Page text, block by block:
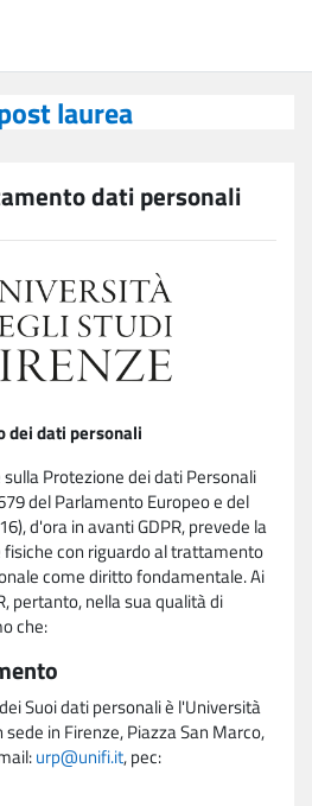
laurea
dati personali
dei dati personali
Protezione dei dati Personali
del Parlamento Europeo e del
d'ora in avanti GDPR, prevede la
con riguardo al trattamento
come diritto fondamentale. Ai
pertanto, nella sua qualità di
che:
Suoi dati personali è l'Università
in Firenze, Piazza San Marco,
urp@unifi.it, pec: